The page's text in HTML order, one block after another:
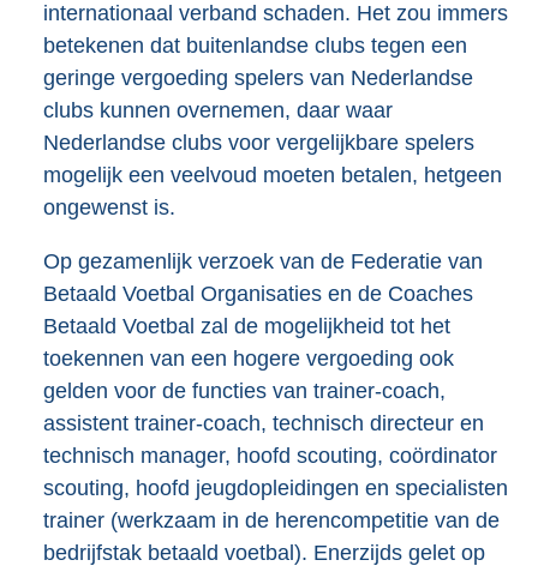
internationaal verband schaden. Het zou immers
betekenen dat buitenlandse clubs tegen een
geringe vergoeding spelers van Nederlandse
clubs kunnen overnemen, daar waar
Nederlandse clubs voor vergelijkbare spelers
mogelijk een veelvoud moeten betalen, hetgeen
ongewenst is.
Op gezamenlijk verzoek van de Federatie van
Betaald Voetbal Organisaties en de Coaches
Betaald Voetbal zal de mogelijkheid tot het
toekennen van een hogere vergoeding ook
gelden voor de functies van trainer-coach,
assistent trainer-coach, technisch directeur en
technisch manager, hoofd scouting, coördinator
scouting, hoofd jeugdopleidingen en specialisten
trainer (werkzaam in de herencompetitie van de
bedrijfstak betaald voetbal). Enerzijds gelet op